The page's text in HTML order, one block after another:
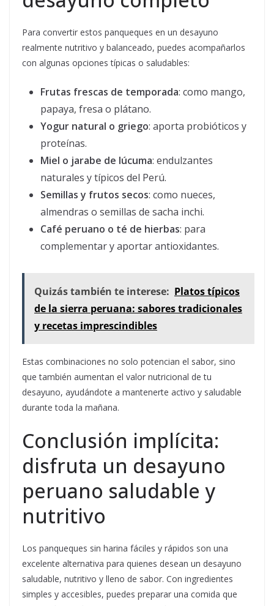
Para convertir estos panqueques en un desayuno
realmente nutritivo y balanceado, puedes acompañarlos
con algunas opciones típicas o saludables:
Frutas frescas de temporada: como mango,
papaya, fresa o plátano.
Yogur natural o griego: aporta probióticos y
proteínas.
Miel o jarabe de lúcuma: endulzantes
naturales y típicos del Perú.
Semillas y frutos secos: como nueces,
almendras o semillas de sacha inchi.
Café peruano o té de hierbas: para
complementar y aportar antioxidantes.
Quizás también te interese: Platos típicos
de la sierra peruana: sabores tradicionales
y recetas imprescindibles
Estas combinaciones no solo potencian el sabor, sino
que también aumentan el valor nutricional de tu
desayuno, ayudándote a mantenerte activo y saludable
durante toda la mañana.
Conclusión implícita:
disfruta un desayuno
peruano saludable y
nutritivo
Los panqueques sin harina fáciles y rápidos son una
excelente alternativa para quienes desean un desayuno
saludable, nutritivo y lleno de sabor. Con ingredientes
simples y accesibles, puedes preparar una comida que